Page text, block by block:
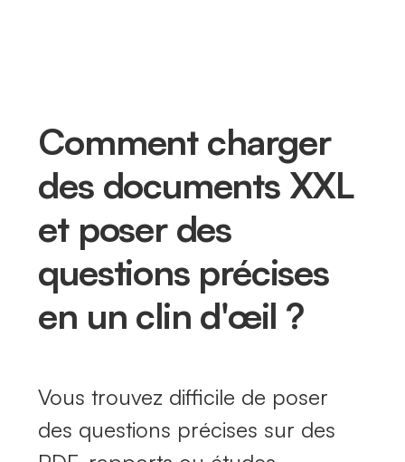
Comment charger
des documents XXL
et poser des
questions précises
en un clin d'œil ?
Vous trouvez difficile de poser
des questions précises sur des